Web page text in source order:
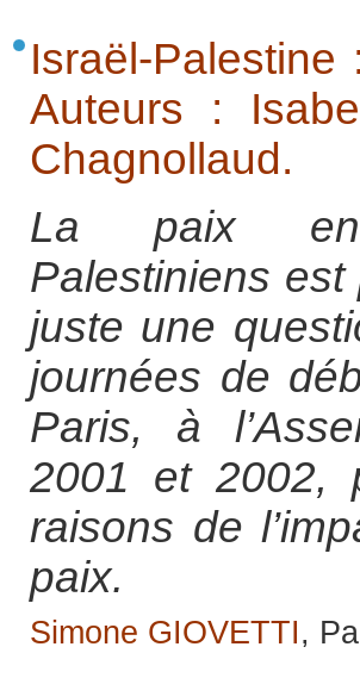
Israël-
Auteurs :
Chagnollaud.
La paix
Palestiniens
juste une
journées de
Paris, à
2001 et 2002,
raisons de
paix.
Simone GIOVETTI,